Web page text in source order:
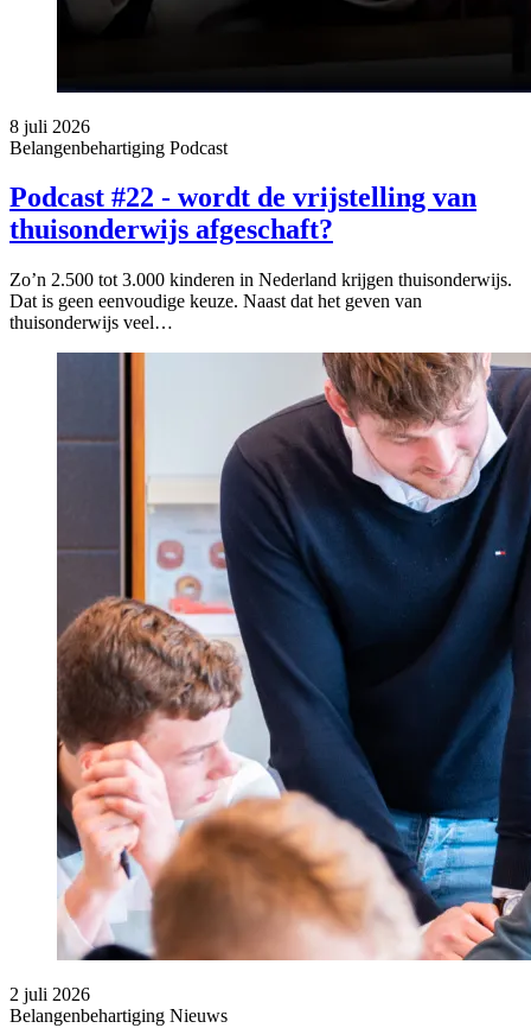
8 juli 2026
Belangenbehartiging Podcast
Podcast #22 - wordt de vrijstelling van
thuisonderwijs afgeschaft?
Zo’n 2.500 tot 3.000 kinderen in Nederland krijgen thuisonderwijs.
Dat is geen eenvoudige keuze. Naast dat het geven van
thuisonderwijs veel…
2 juli 2026
Belangenbehartiging Nieuws